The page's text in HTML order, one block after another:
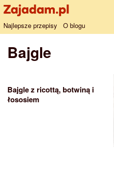
Najlepsze przepisy O blogu
Bajgle
Bajgle z ricottą, botwiną i
łososiem